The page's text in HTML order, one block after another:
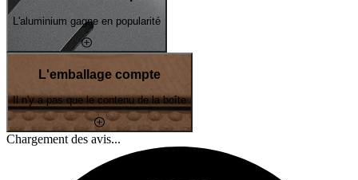
L'aluminium gagne en popularité
L'emballage compte
Il n'y a pas que le contenu de la boîte
Chargement des avis...